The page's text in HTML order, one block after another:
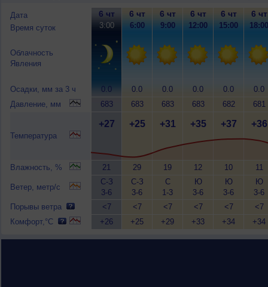
Дата
Время суток
Облачность
Явления
Осадки, мм за 3 ч
Давление, мм
Температура
Влажность, %
Ветер, метр/с
Порывы ветра
Комфорт,°C
6 чт
3:00
0.0
683
+27
21
С-З
3-6
<7
+26
6 чт
6:00
0.0
683
+25
29
С-З
3-6
<7
+25
6 чт
9:00
0.0
683
+31
19
С
1-3
<7
+29
6 чт
12:00
0.0
683
+35
12
Ю
3-6
<7
+33
6 чт
15:00
0.0
682
+37
10
Ю
3-6
<7
+34
6 чт
18:00
0.0
681
+36
11
Ю
3-6
<7
+34